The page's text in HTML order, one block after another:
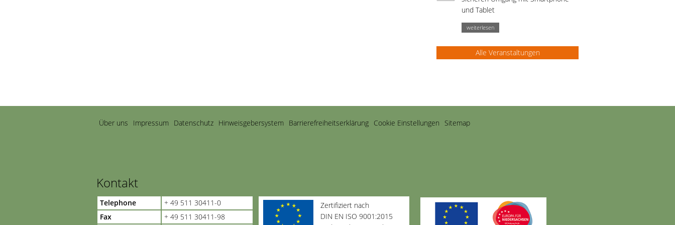
und Tablet
weiterlesen
Alle Veranstaltungen
Navigation
überspringen
Über uns Impressum Datenschutz Hinweisgebersystem Barriere­freiheits­erklärung Cookie Einstellungen Sitemap
Kontakt
Telephone
+ 49 511 30411-0
Fax
+ 49 511 30411-98
Zertifiziert nach
DIN EN ISO 9001:2015